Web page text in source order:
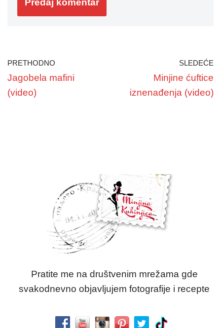
PRETHODNO
Jagobela mafini
(video)
SLEDEĆE
Minjine ćuftice
iznenađenja (video)
Pratite me na društvenim mrežama gde
svakodnevno objavljujem fotografije i recepte